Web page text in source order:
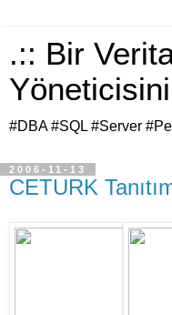
.:: Bir
#DBA #SQL #Server
2006-11-13
CETURK